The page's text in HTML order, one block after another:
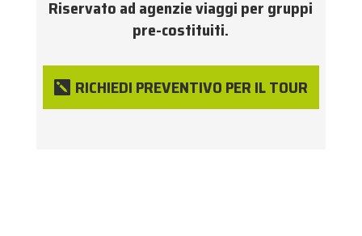
Riservato ad agenzie viaggi per gruppi
pre-costituiti.
RICHIEDI PREVENTIVO PER IL TOUR